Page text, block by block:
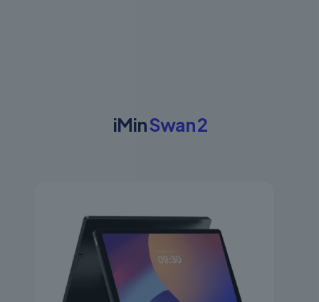
iMinSwan 2